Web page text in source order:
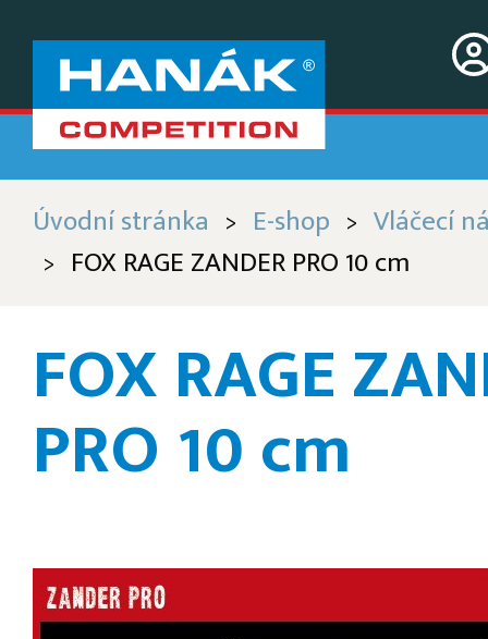
Úvodní stránka > E-shop > Vláčecí
> FOX RAGE ZANDER PRO 10 cm
FOX RAGE
PRO 10 cm